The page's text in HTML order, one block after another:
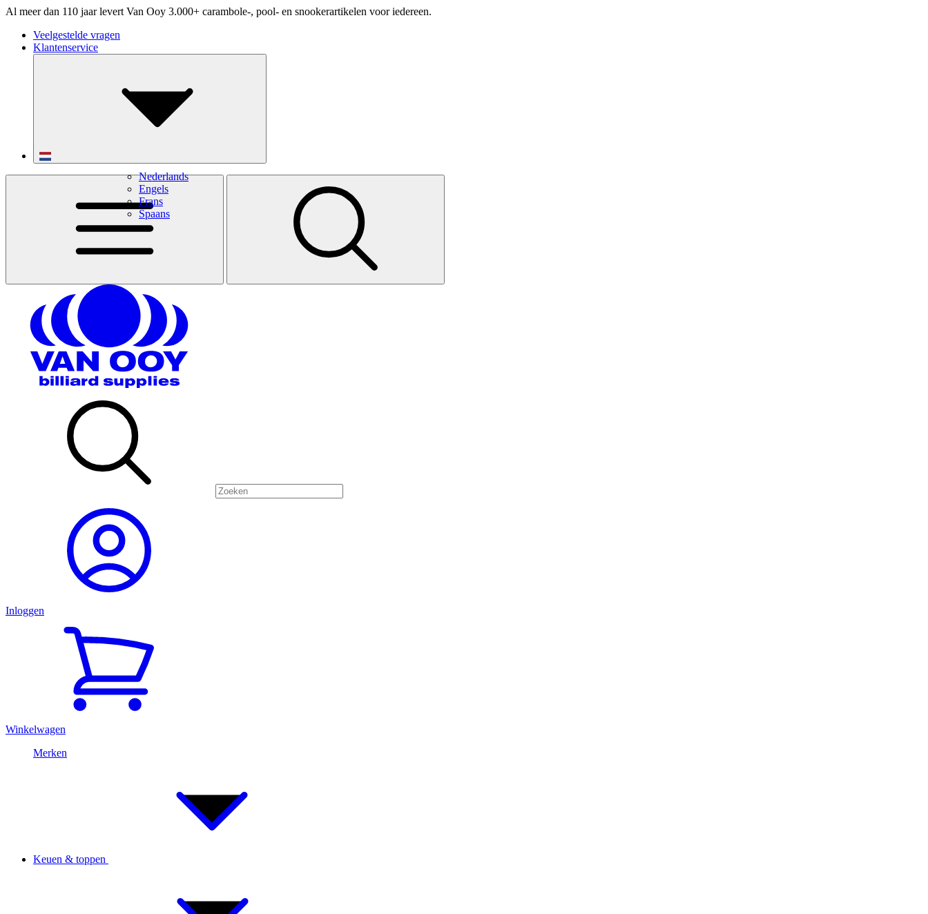
Al meer dan 110 jaar levert Van Ooy 3.000+ carambole-, pool- en snookerartikelen voor iedereen.
Veelgestelde vragen
Klantenservice
Nederlands
Engels
Frans
Spaans
Inloggen
Winkelwagen
Merken
Keuen & toppen